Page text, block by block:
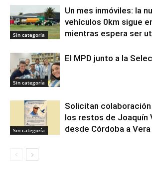
Sin categoría
Un mes inmóviles: la
vehículos 0km sigue
mientras espera ser
Sin categoría
El MPD junto a la
Sin categoría
Solicitan
los restos de Joaquín
desde Córdoba a Vera